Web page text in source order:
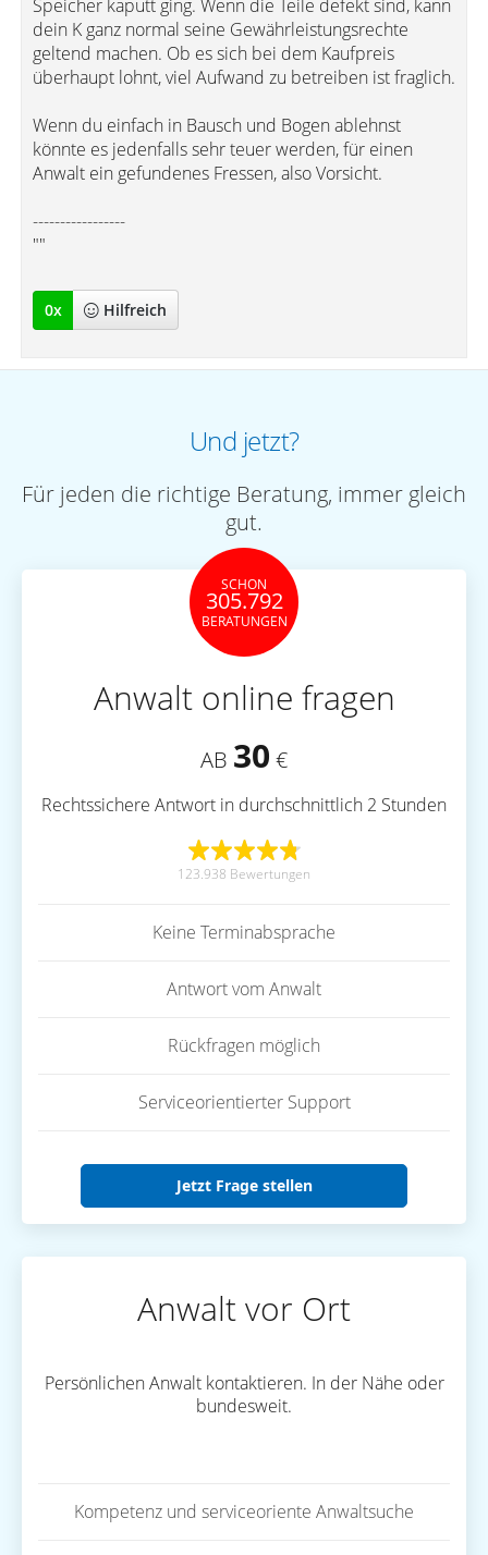
Speicher kaputt ging. Wenn die Teile defekt sind, kann
dein K ganz normal seine Gewährleistungsrechte
geltend machen. Ob es sich bei dem Kaufpreis
überhaupt lohnt, viel Aufwand zu betreiben ist fraglich.
Wenn du einfach in Bausch und Bogen ablehnst
könnte es jedenfalls sehr teuer werden, für einen
Anwalt ein gefundenes Fressen, also Vorsicht.
-----------------
""
0x Hilfreich
Und jetzt?
Für jeden die richtige Beratung, immer gleich
gut.
SCHON
305.792
BERATUNGEN
Anwalt online fragen
AB 30 €
Rechtssichere Antwort in durchschnittlich 2 Stunden
123.938 Bewertungen
Keine Terminabsprache
Antwort vom Anwalt
Rückfragen möglich
Serviceorientierter Support
Jetzt Frage stellen
Anwalt vor Ort
Persönlichen Anwalt kontaktieren. In der Nähe oder
bundesweit.
Kompetenz und serviceoriente Anwaltsuche